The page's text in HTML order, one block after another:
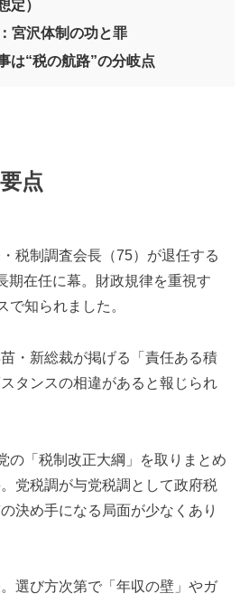
定）
宮沢体制の功と罪
は“税の航路”の分岐点
点
税制調査会長（75）が退任する
期在任に幕。財政規律を重視す
で知られました。
・新総裁が掲げる「責任ある積
タンスの相違があると報じられ
の「税制改正大綱」を取りまとめ
党税調が与党税調として政府税
決め手になる局面が少なくあり
選び方次第で「年収の壁」やガ